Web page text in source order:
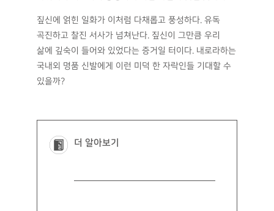
짚신에 얽힌 일화가 이처럼 다채롭고 풍성하다. 유독
곡진하고 찰진 서사가 넘쳐난다. 짚신이 그만큼 우리
삶에 깊숙이 들어와 있었다는 증거일 터이다. 내로라하는
국내외 명품 신발에게 이런 미덕 한 자락인들 기대할 수
있을까?
더 알아보기